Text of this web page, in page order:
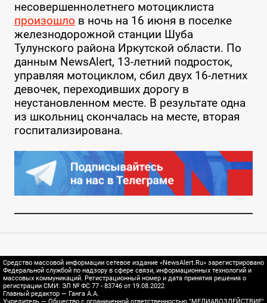
несовершеннолетнего мотоциклиста
произошло в ночь на 16 июня в поселке
железнодорожной станции Шуба
Тулунского района Иркутской области. По
данным NewsAlert, 13-летний подросток,
управляя мотоциклом, сбил двух 16-летних
девочек, переходивших дорогу в
неустановленном месте. В результате одна
из школьниц скончалась на месте, вторая
госпитализирована.
Средство массовой информации сетевое издание «NewsAlert.Ru» зарегистрировано
Федеральной службой по надзору в сфере связи, информационных технологий и
массовых коммуникаций. Регистрационный номер и дата принятия решения о
регистрации СМИ: ЭЛ № ФС 77 - 83746 от 19.08.2022
Главный редактор — Ганга А.А.